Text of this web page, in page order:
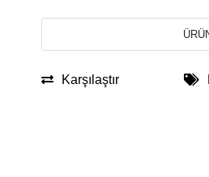
Karşılaştır